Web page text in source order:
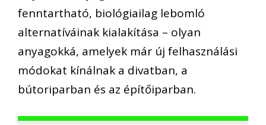
fenntartható, biológiailag lebomló
alternatíváinak kialakítása – olyan
anyagokká, amelyek már új felhasználási
módokat kínálnak a divatban, a
bútoriparban és az építőiparban.